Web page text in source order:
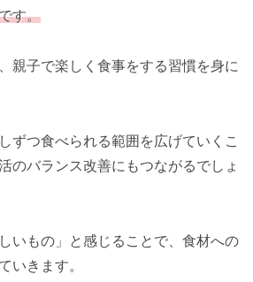
す。
親子で楽しく食事をする習慣を身に
ずつ食べられる範囲を広げていくこ
のバランス改善にもつながるでしょ
いもの」と感じることで、食材への
いきます。